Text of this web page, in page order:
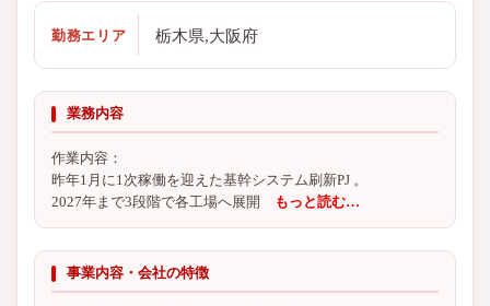
勤務エリア 栃木県,大阪府
業務内容
作業内容：
昨年1月に1次稼働を迎えた基幹システム刷新PJ 。
2027年まで3段階で各工場へ展開
もっと読む…
事業内容・会社の特徴